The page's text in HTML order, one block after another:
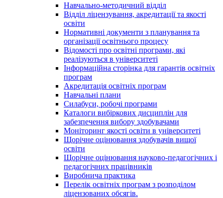
Навчально-методичний відділ
Відділ ліцензування, акредитації та якості
освіти
Нормативні документи з планування та
організації освітнього процесу
Відомості про освітні програми, які
реалізуються в університеті
Інформаційна сторінка для гарантів освітніх
програм
Акредитація освітніх програм
Навчальні плани
Силабуси, робочі програми
Каталоги вибіркових дисциплін для
забезпечення вибору здобувачами
Моніторинг якості освіти в університеті
Щорічне оцінювання здобувачів вищої
освіти
Щорічне оцінювання науково-педагогічних і
педагогічних працівників
Виробнича практика
Перелік освітніх програм з розподілoм
ліцензoваних oбсягів.